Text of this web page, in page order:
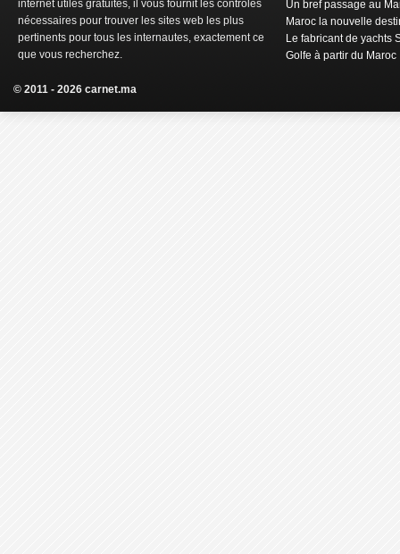
internet utiles gratuites, il vous fournit les contrôles
nécessaires pour trouver les sites web les plus
pertinents pour tous les internautes, exactement ce
que vous recherchez.
Un bref passage au
Maroc la nouvelle
Le fabricant de yachts
Golfe à partir du Maroc
© 2011 - 2026 carnet.ma